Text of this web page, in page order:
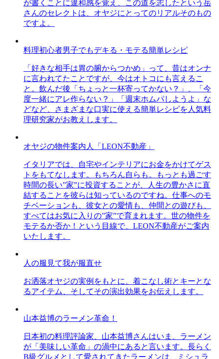
が書くことに違和感を覚え、この道を志したという岳
さんのセレクトは、オヤジにとってのリアルそのもの
ですよ。
料理初心者男子でもデキる・モテる簡単レシピ
「好きな相手は胃の腑からつかめ」って、昔はオンナ
に言われてたことですが、今はオトコにも言えるこ
と。飲んだ後「ちょっと一杯寄ってかない？」、「今
度一緒にアレ作らない？」「週末ホムパしようよ」な
どなど、さまざまな口実に使える簡単レシピを人気料
理研究家がお教えします。
オヤジの物件案内人「LEON不動産」
イタリアでは、自宅やインテリアにお金をかけてゲス
トをもてなします。もちろん自らも。もっとも過ごす
時間の長い”家”に投資することが、人生の豊かさに直
結することを彼らは知っているのですね。仕事へのモ
チベーションも、彼女との愛情も、仲間との遊びも、
すべてはお気に入りの”家”で育まれます。世の物件を
モテるか否か！という目線で、LEON不動産がご案内
いたします。
人の服見て我が服直せ
お洒落オヤジの実例をもとに、着こなし術とキーとな
るアイテム、そしてその演出効果をお伝えします。
山本益博のラーメン革命！
日本初の料理評論家、山本益博さんはいま、ラーメン
が「美味しい革命」の渦中にあると言います。長らく
B級グルメとして愛されてきたラーメンは、ミシュラ